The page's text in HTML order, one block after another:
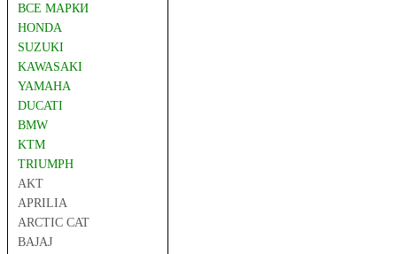
ВСЕ МАРКИ
HONDA
SUZUKI
KAWASAKI
YAMAHA
DUCATI
BMW
KTM
TRIUMPH
AKT
APRILIA
ARCTIC CAT
BAJAJ